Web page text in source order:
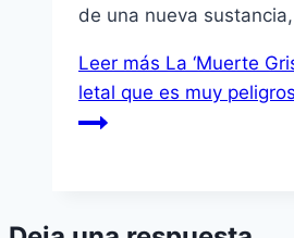
de una nueva
Leer más La ‘Muerte
letal que es muy